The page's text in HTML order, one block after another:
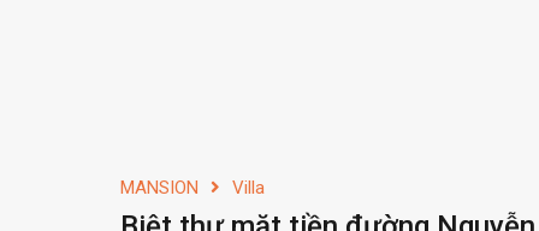
MANSION Villa